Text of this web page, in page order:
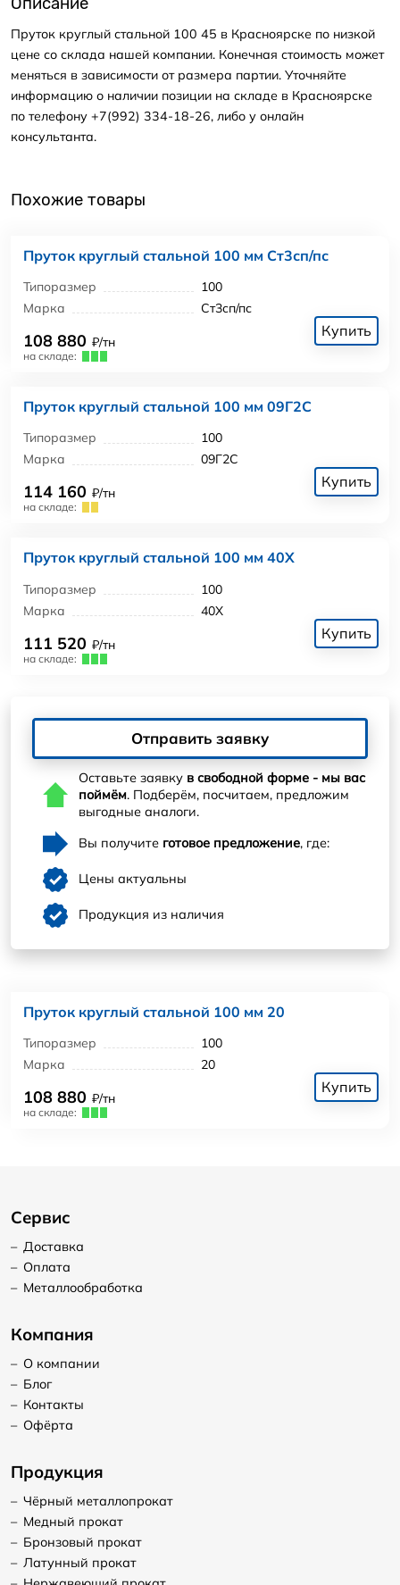
Пруток круглый стальной 100 45 в Красноярске по низкой
цене со склада нашей компании. Конечная стоимость может
меняться в зависимости от размера партии. Уточняйте
информацию о наличии позиции на складе в Красноярске
по телефону +7(992) 334-18-26, либо у онлайн
консультанта.
Похожие товары
Пруток круглый стальной 100 мм Ст3сп/пс
Типоразмер
100
Марка
Ст3сп/пс
108 880 ₽/тн
на складе:
Купить
Пруток круглый стальной 100 мм 09Г2С
Типоразмер
100
Марка
09Г2С
114 160 ₽/тн
на складе:
Купить
Пруток круглый стальной 100 мм 40Х
Типоразмер
100
Марка
40Х
111 520 ₽/тн
на складе:
Купить
Отправить заявку
Оставьте заявку в свободной форме - мы вас
поймём. Подберём, посчитаем, предложим
выгодные аналоги.
Вы получите готовое предложение, где:
Цены актуальны
Продукция из наличия
Пруток круглый стальной 100 мм 20
Типоразмер
100
Марка
20
108 880 ₽/тн
на складе:
Купить
Сервис
– Доставка
– Оплата
– Металлообработка
Компания
– О компании
– Блог
– Контакты
– Офёрта
Продукция
– Чёрный металлопрокат
– Медный прокат
– Бронзовый прокат
– Латунный прокат